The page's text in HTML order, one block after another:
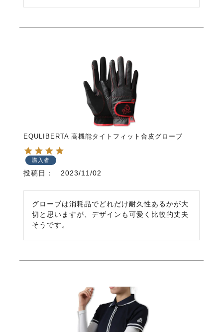
EQULIBERTA 高機能タイトフィット合皮グローブ
購入者
投稿日 2023/11/02
グローブは消耗品でどれだけ耐久性あるかが大
切と思いますが、デザインも可愛く比較的丈夫
そうです。